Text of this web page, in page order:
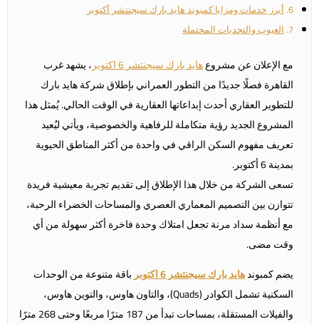
أبرز خدمات ومزايا كمبوند هايد بارك سيجنتشر أكتوبر
العيوب والتحديات المحتملة
مع الإعلان عن مشروعهايد بارك سيجنتشر 6 اكتوبر
، يشهد غرب
القاهرة فصلًا جديدًا من التطور العمراني بإطلاق شركة هايد بارك
للتطوير العقاري أحدث إبداعاتها العقارية في الوقت الحالي. يُمثل هذا
المشروع الجديد رؤية متكاملة للرفاهية والخصوصية، ويأتي ليُعيد
تعريف مفهوم السكن الراقي في واحدة من أكثر المناطق الحيوية
بمدينة 6 أكتوبر.
تسعى الشركة من خلال هذا الإطلاق إلى تقديم تجربة معيشية فريدة
تتوازن بين التصميم المعماري العصري والمساحات الخضراء الرحبة،
مع أنظمة سداد مرنة تجعل امتلاك وحدة فاخرة أكثر سهولة من أي
وقت مضى.
يضم كمبوندهايد بارك سيجنتشر 6 اكتوبر
باقة متنوعة من الوحدات
السكنية تشمل الكوادر (Quads)، والتاون هاوس، والتوين هاوس،
والفيلات المستقلة، بمساحات تبدأ من 187 مترًا مربعًا وحتى 268 مترًا